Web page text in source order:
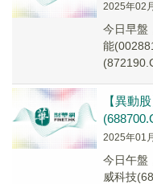
2025年02
今日早盤
能
【異動
2025年01
今日午盤
威科技